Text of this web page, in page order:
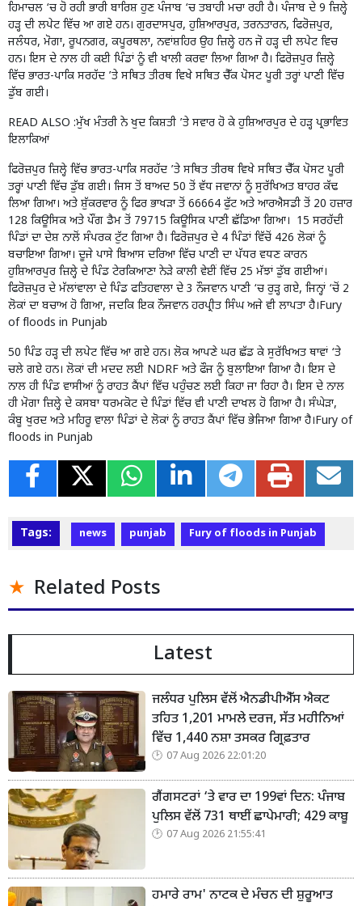
ਹਿਮਾਚਲ ‘ਚ ਹੋ ਰਹੀ ਭਾਰੀ ਬਾਰਿਸ਼ ਹੁਣ ਪੰਜਾਬ ‘ਚ ਤਬਾਹੀ ਮਚਾ ਰਹੀ ਹੈ। ਪੰਜਾਬ ਦੇ 9 ਜ਼ਿਲ੍ਹੇ
ਹੜ੍ਹ ਦੀ ਲਪੇਟ ਵਿੱਚ ਆ ਗਏ ਹਨ। ਗੁਰਦਾਸਪੁਰ, ਹੁਸ਼ਿਆਰਪੁਰ, ਤਰਨਤਾਰਨ, ਫਿਰੋਜ਼ਪੁਰ,
ਜਲੰਧਰ, ਮੋਗਾ, ਰੂਪਨਗਰ, ਕਪੂਰਥਲਾ, ਨਵਾਂਸ਼ਹਿਰ ਉਹ ਜ਼ਿਲ੍ਹੇ ਹਨ ਜੋ ਹੜ੍ਹ ਦੀ ਲਪੇਟ ਵਿਚ
ਹਨ। ਇਸ ਦੇ ਨਾਲ ਹੀ ਕਈ ਪਿੰਡਾਂ ਨੂੰ ਵੀ ਖਾਲੀ ਕਰਵਾ ਲਿਆ ਗਿਆ ਹੈ। ਫਿਰੋਜ਼ਪੁਰ ਜ਼ਿਲ੍ਹੇ
ਵਿੱਚ ਭਾਰਤ-ਪਾਕਿ ਸਰਹੱਦ ’ਤੇ ਸਥਿਤ ਤੀਰਥ ਵਿਖੇ ਸਥਿਤ ਚੈੱਕ ਪੋਸਟ ਪੂਰੀ ਤਰ੍ਹਾਂ ਪਾਣੀ ਵਿੱਚ
ਡੁੱਬ ਗਈ।
READ ALSO :ਮੁੱਖ ਮੰਤਰੀ ਨੇ ਖੁਦ ਕਿਸ਼ਤੀ ’ਤੇ ਸਵਾਰ ਹੋ ਕੇ ਹੁਸ਼ਿਆਰਪੁਰ ਦੇ ਹੜ੍ਹ ਪ੍ਰਭਾਵਿਤ
ਇਲਾਕਿਆਂ
ਫਿਰੋਜ਼ਪੁਰ ਜ਼ਿਲ੍ਹੇ ਵਿੱਚ ਭਾਰਤ-ਪਾਕਿ ਸਰਹੱਦ ’ਤੇ ਸਥਿਤ ਤੀਰਥ ਵਿਖੇ ਸਥਿਤ ਚੈੱਕ ਪੋਸਟ ਪੂਰੀ
ਤਰ੍ਹਾਂ ਪਾਣੀ ਵਿੱਚ ਡੁੱਬ ਗਈ। ਜਿਸ ਤੋਂ ਬਾਅਦ 50 ਤੋਂ ਵੱਧ ਜਵਾਨਾਂ ਨੂੰ ਸੁਰੱਖਿਅਤ ਬਾਹਰ ਕੱਢ
ਲਿਆ ਗਿਆ। ਅਤੇ ਸ਼ੁੱਕਰਵਾਰ ਨੂੰ ਫਿਰ ਭਾਖੜਾ ਤੋਂ 66664 ਫੁੱਟ ਅਤੇ ਆਰਐਸਡੀ ਤੋਂ 20 ਹਜ਼ਾਰ
128 ਕਿਊਸਿਕ ਅਤੇ ਪੌਂਗ ਡੈਮ ਤੋਂ 79715 ਕਿਊਸਿਕ ਪਾਣੀ ਛੱਡਿਆ ਗਿਆ। 15 ਸਰਹੱਦੀ
ਪਿੰਡਾਂ ਦਾ ਦੇਸ਼ ਨਾਲੋਂ ਸੰਪਰਕ ਟੁੱਟ ਗਿਆ ਹੈ। ਫਿਰੋਜ਼ਪੁਰ ਦੇ 4 ਪਿੰਡਾਂ ਵਿੱਚੋਂ 426 ਲੋਕਾਂ ਨੂੰ
ਬਚਾਇਆ ਗਿਆ। ਦੂਜੇ ਪਾਸੇ ਬਿਆਸ ਦਰਿਆ ਵਿੱਚ ਪਾਣੀ ਦਾ ਪੱਧਰ ਵਧਣ ਕਾਰਨ
ਹੁਸ਼ਿਆਰਪੁਰ ਜ਼ਿਲ੍ਹੇ ਦੇ ਪਿੰਡ ਟੇਰਕਿਆਣਾ ਨੇੜੇ ਕਾਲੀ ਵੇਈਂ ਵਿੱਚ 25 ਮੱਝਾਂ ਡੁੱਬ ਗਈਆਂ।
ਫਿਰੋਜ਼ਪੁਰ ਦੇ ਮੱਲਾਂਵਾਲਾ ਦੇ ਪਿੰਡ ਫਤਿਹਵਾਲਾ ਦੇ 3 ਨੌਜਵਾਨ ਪਾਣੀ ‘ਚ ਰੁੜ੍ਹ ਗਏ, ਜਿਨ੍ਹਾਂ ‘ਚੋਂ 2
ਲੋਕਾਂ ਦਾ ਬਚਾਅ ਹੋ ਗਿਆ, ਜਦਕਿ ਇਕ ਨੌਜਵਾਨ ਹਰਪ੍ਰੀਤ ਸਿੰਘ ਅਜੇ ਵੀ ਲਾਪਤਾ ਹੈ।Fury
of floods in Punjab
50 ਪਿੰਡ ਹੜ੍ਹ ਦੀ ਲਪੇਟ ਵਿੱਚ ਆ ਗਏ ਹਨ। ਲੋਕ ਆਪਣੇ ਘਰ ਛੱਡ ਕੇ ਸੁਰੱਖਿਅਤ ਥਾਵਾਂ ‘ਤੇ
ਚਲੇ ਗਏ ਹਨ। ਲੋਕਾਂ ਦੀ ਮਦਦ ਲਈ NDRF ਅਤੇ ਫੌਜ ਨੂੰ ਬੁਲਾਇਆ ਗਿਆ ਹੈ। ਇਸ ਦੇ
ਨਾਲ ਹੀ ਪਿੰਡ ਵਾਸੀਆਂ ਨੂੰ ਰਾਹਤ ਕੈਂਪਾਂ ਵਿੱਚ ਪਹੁੰਚਣ ਲਈ ਕਿਹਾ ਜਾ ਰਿਹਾ ਹੈ। ਇਸ ਦੇ ਨਾਲ
ਹੀ ਮੋਗਾ ਜ਼ਿਲ੍ਹੇ ਦੇ ਕਸਬਾ ਧਰਮਕੋਟ ਦੇ ਪਿੰਡਾਂ ਵਿੱਚ ਵੀ ਪਾਣੀ ਦਾਖਲ ਹੋ ਗਿਆ ਹੈ। ਸੰਘੇੜਾ,
ਕੰਬੂ ਖੁਰਦ ਅਤੇ ਮਹਿਰੂ ਵਾਲਾ ਪਿੰਡਾਂ ਦੇ ਲੋਕਾਂ ਨੂੰ ਰਾਹਤ ਕੈਂਪਾਂ ਵਿੱਚ ਭੇਜਿਆ ਗਿਆ ਹੈ।Fury of
floods in Punjab
Tags: news punjab Fury of floods in Punjab
Related Posts
Latest
ਜਲੰਧਰ ਪੁਲਿਸ ਵੱਲੋਂ ਐਨਡੀਪੀਐੱਸ ਐਕਟ
ਤਹਿਤ 1,201 ਮਾਮਲੇ ਦਰਜ, ਸੱਤ ਮਹੀਨਿਆਂ
ਵਿੱਚ 1,440 ਨਸ਼ਾ ਤਸਕਰ ਗ੍ਰਿਫ਼ਤਾਰ
07 Aug 2026 22:01:20
ਗੈਂਗਸਟਰਾਂ ‘ਤੇ ਵਾਰ ਦਾ 199ਵਾਂ ਦਿਨ: ਪੰਜਾਬ
ਪੁਲਿਸ ਵੱਲੋਂ 731 ਥਾਈਂ ਛਾਪੇਮਾਰੀ; 429 ਕਾਬੂ
07 Aug 2026 21:55:41
ਹਮਾਰੇ ਰਾਮ' ਨਾਟਕ ਦੇ ਮੰਚਨ ਦੀ ਸ਼ੁਰੂਆਤ